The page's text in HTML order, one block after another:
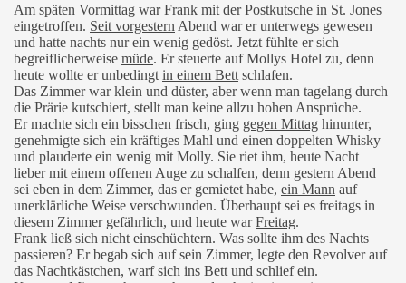
Am späten Vormittag war Frank mit der Postkutsche in St. Jones
eingetroffen. Seit vorgestern Abend war er unterwegs gewesen
und hatte nachts nur ein wenig gedöst. Jetzt fühlte er sich
begreiflicherweise müde. Er steuerte auf Mollys Hotel zu, denn
heute wollte er unbedingt in einem Bett schlafen.
Das Zimmer war klein und düster, aber wenn man tagelang durch
die Prärie kutschiert, stellt man keine allzu hohen Ansprüche.
Er machte sich ein bisschen frisch, ging gegen Mittag hinunter,
genehmigte sich ein kräftiges Mahl und einen doppelten Whisky
und plauderte ein wenig mit Molly. Sie riet ihm, heute Nacht
lieber mit einem offenen Auge zu schalfen, denn gestern Abend
sei eben in dem Zimmer, das er gemietet habe, ein Mann auf
unerklärliche Weise verschwunden. Überhaupt sei es freitags in
diesem Zimmer gefährlich, und heute warFreitag.
Frank ließ sich nicht einschüchtern. Was sollte ihm des Nachts
passieren? Er begab sich auf sein Zimmer, legte den Revolver auf
das Nachtkästchen, warf sich ins Bett und schlief ein.